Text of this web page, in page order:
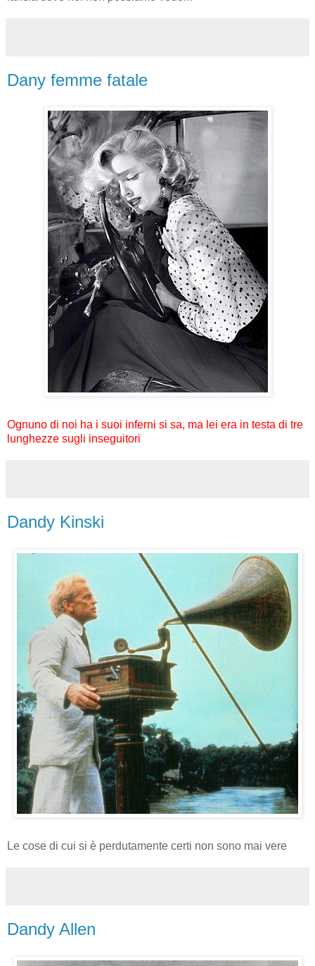
Dany femme fatale
Ognuno di noi ha i suoi inferni si sa, ma lei era in testa di tre
lunghezze sugli inseguitori
Dandy Kinski
Le cose di cui si è perdutamente certi non sono mai vere
Dandy Allen